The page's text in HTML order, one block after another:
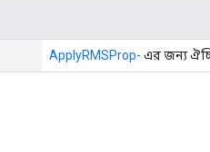
ApplyRMSProp- এর জন্য